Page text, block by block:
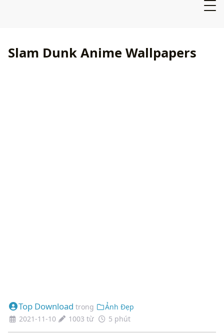
Slam Dunk Anime Wallpapers
Top Download trong
Ảnh Đẹp
2021-11-10
1003 từ 5 phút